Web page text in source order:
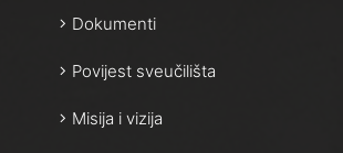
Dokumenti
Povijest sveučilišta
Misija i vizija